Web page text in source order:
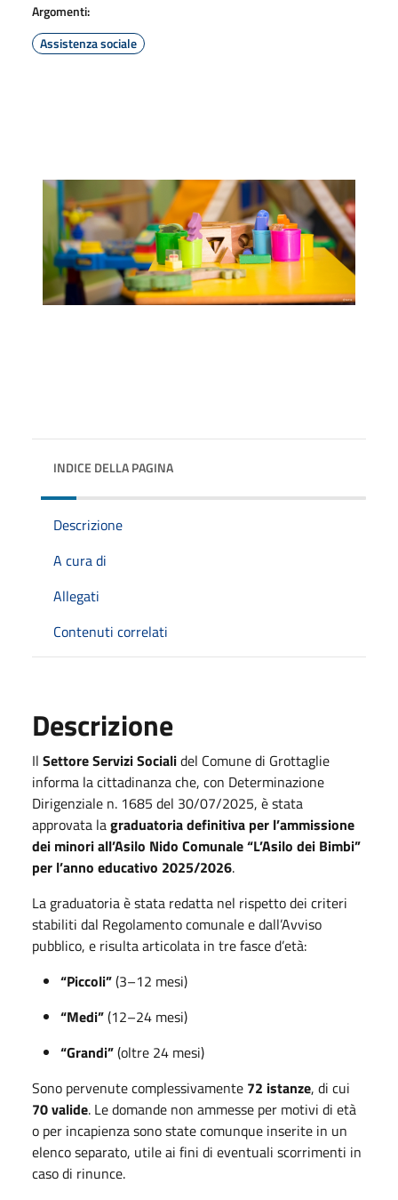
Argomenti:
Assistenza sociale
INDICE DELLA PAGINA
Descrizione
A cura di
Allegati
Contenuti correlati
Descrizione
Il Settore Servizi Socialidel Comune di Grottaglie
informa la cittadinanza che, con Determinazione
Dirigenziale n. 1685 del 30/07/2025, è stata
approvata lagraduatoria definitiva per l’ammissione
dei minori all’Asilo Nido Comunale “L’Asilo dei Bimbi”
per l’anno educativo 2025/2026.
La graduatoria è stata redatta nel rispetto dei criteri
stabiliti dal Regolamento comunale e dall’Avviso
pubblico, e risulta articolata in tre fasce d’età:
“Piccoli”(3–12 mesi)
“Medi”(12–24 mesi)
“Grandi”(oltre 24 mesi)
Sono pervenute complessivamente 72 istanze, di cui
70 valide. Le domande non ammesse per motivi di età
o per incapienza sono state comunque inserite in un
elenco separato, utile ai fini di eventuali scorrimenti in
caso di rinunce.